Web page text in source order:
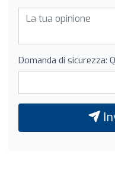
Domanda di sicurezza: